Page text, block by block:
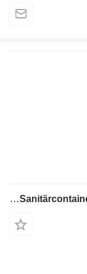
Module-T Barrierefreien Sanitärcontainer mit WC und Dusche kaufen–14,4 m²